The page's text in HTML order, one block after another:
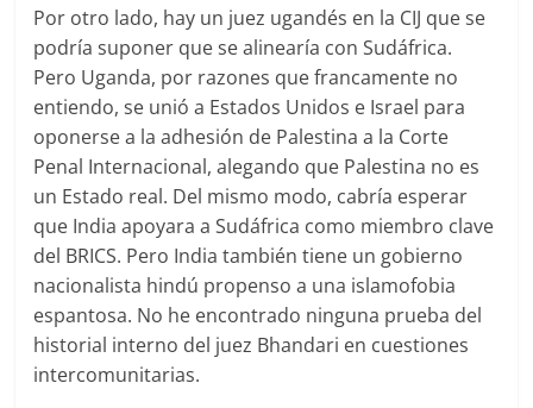
Por otro lado, hay un juez ugandés en la CIJ que se
podría suponer que se alinearía con Sudáfrica.
Pero Uganda, por razones que francamente no
entiendo, se unió a Estados Unidos e Israel para
oponerse a la adhesión de Palestina a la Corte
Penal Internacional, alegando que Palestina no es
un Estado real. Del mismo modo, cabría esperar
que India apoyara a Sudáfrica como miembro clave
del BRICS. Pero India también tiene un gobierno
nacionalista hindú propenso a una islamofobia
espantosa. No he encontrado ninguna prueba del
historial interno del juez Bhandari en cuestiones
intercomunitarias.